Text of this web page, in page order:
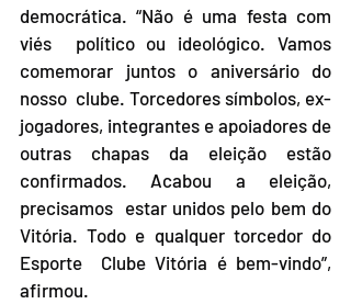
democrática. “Não é uma festa com
viés  político ou ideológico. Vamos
comemorar juntos o aniversário do
nosso  clube. Torcedores símbolos, ex-
jogadores, integrantes e apoiadores de
outras chapas da eleição estão
confirmados. Acabou a eleição,
precisamos  estar unidos pelo bem do
Vitória. Todo e qualquer torcedor do
Esporte  Clube Vitória é bem-vindo”,
afirmou.